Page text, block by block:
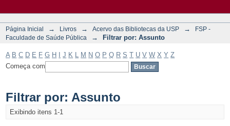
Página Inicial → Livros → Acervo das Bibliotecas da USP →
FSP -
Faculdade de Saúde Pública
→ Filtrar por: Assunto
A B C D E F G H J K M N O P Q R S T U V W X Y Z
Começa com
Filtrar por: Assunto
Exibindo itens 1-1